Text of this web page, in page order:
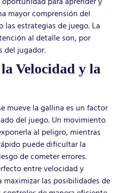
mayor comprensión del
estrategias de juego. La
al detalle son, por
del jugador.
Velocidad y la
mueve la gallina es un factor
del juego. Un movimiento
al peligro, mientras
puede dificultar la
de cometer errores.
entre velocidad y
maximizar las posibilidades de